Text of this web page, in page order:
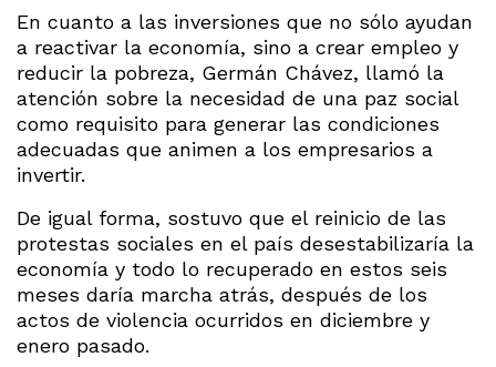
En cuanto a las inversiones que no sólo ayudan
a reactivar la economía, sino a crear empleo y
reducir la pobreza, Germán Chávez, llamó la
atención sobre la necesidad de una paz social
como requisito para generar las condiciones
adecuadas que animen a los empresarios a
invertir.
De igual forma, sostuvo que el reinicio de las
protestas sociales en el país desestabilizaría la
economía y todo lo recuperado en estos seis
meses daría marcha atrás, después de los
actos de violencia ocurridos en diciembre y
enero pasado.